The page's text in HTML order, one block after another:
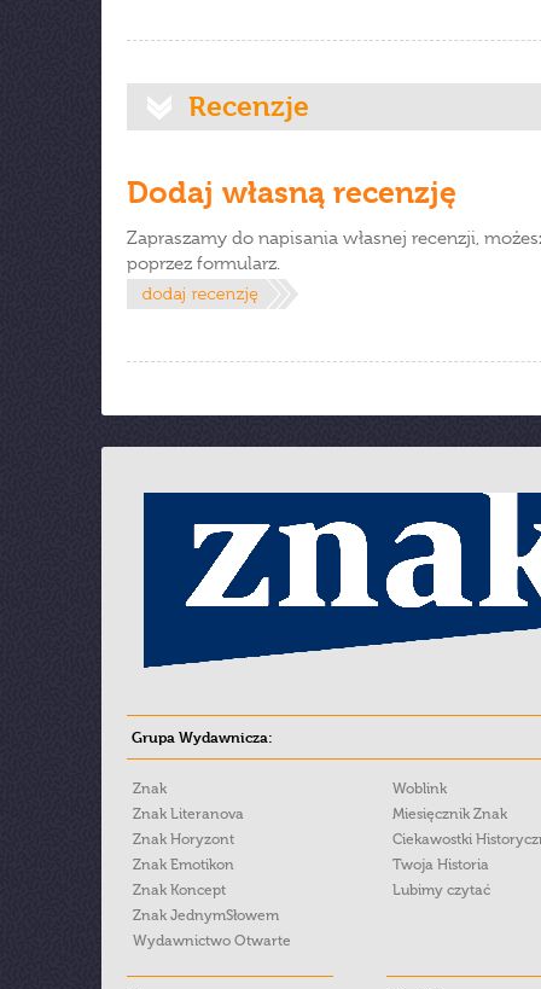
Recenzje
Dodaj własną recenzję
Zapraszamy do napisania własnej recenzji,
poprzez formularz.
Grupa Wydawnicza:
Znak
Znak Literanova
Znak Horyzont
Znak Emotikon
Znak Koncept
Znak JednymSłowem
Wydawnictwo Otwarte
Woblink
Miesięcznik Znak
Ciekawostki
Twoja Historia
Lubimy czytać